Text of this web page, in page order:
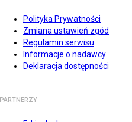
Polityka Prywatności
Zmiana ustawień zgód
Regulamin serwisu
Informacje o nadawcy
Deklaracja dostępności
PARTNERZY